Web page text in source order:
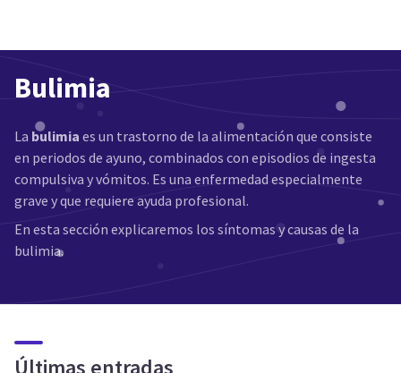
Bulimia
La bulimia es un trastorno de la alimentación que consiste
en periodos de ayuno, combinados con episodios de ingesta
compulsiva y vómitos. Es una enfermedad especialmente
grave y que requiere ayuda profesional.
En esta sección explicaremos los síntomas y causas de la
bulimia.
Últimas entradas